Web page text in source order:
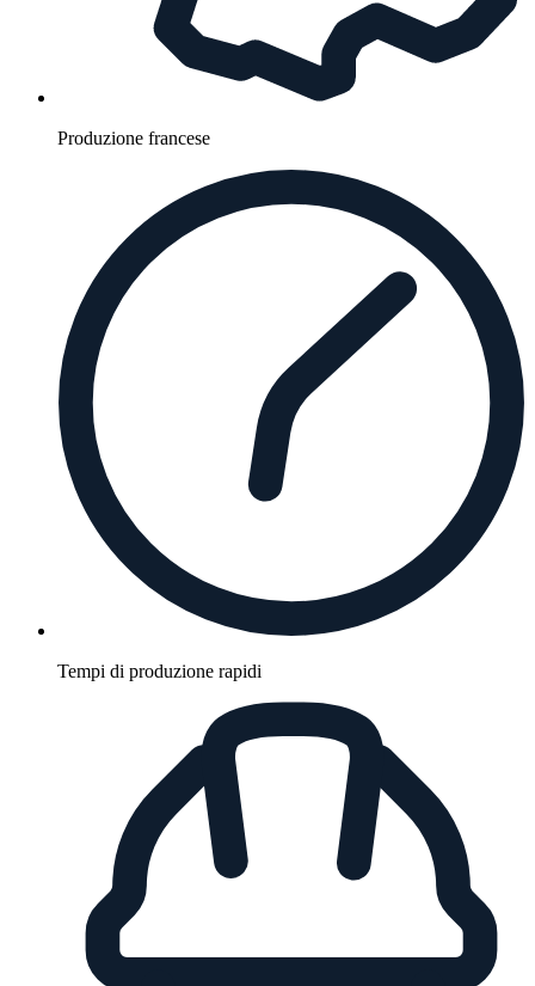
Produzione francese
Tempi di produzione rapidi